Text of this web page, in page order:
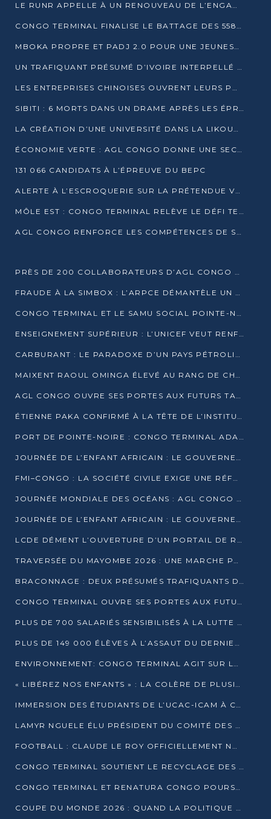
LE RUNR APPELLE À UN RENOUVEAU DE L’ENGAGEMENT MILITANT
CONGO TERMINAL FINALISE LE BATTAGE DES 558 PIEUX DU FUTUR QUAI DU MÔLE EST
MBOKA PROPRE ET PADJ 2.0 POUR UNE JEUNESSE PLUS AUTONOME
UN TRAFIQUANT PRÉSUMÉ D’IVOIRE INTERPELLÉ À DOLISIE
LES ENTREPRISES CHINOISES OUVRENT LEURS PORTES AUX JEUNES DIPLÔMÉS
SIBITI : 6 MORTS DANS UN DRAME APRÈS LES ÉPREUVES DU BEPC
LA CRÉATION D’UNE UNIVERSITÉ DANS LA LIKOUALA AU CŒUR D’UNE RÉFLEXION NATIONALE
ÉCONOMIE VERTE : AGL CONGO DONNE UNE SECONDE VIE À SES DÉCHETS INDUSTRIELS
131 066 CANDIDATS À L’ÉPREUVE DU BEPC
ALERTE À L’ESCROQUERIE SUR LA PRÉTENDUE VENTE DE PARCELLES AFAT
MÔLE EST : CONGO TERMINAL RELÈVE LE DÉFI TECHNIQUE DES SABLES BITUMINEUX
AGL CONGO RENFORCE LES COMPÉTENCES DE SES ÉQUIPES AVEC LA CERTIFICATION CACES® R483
PRÈS DE 200 COLLABORATEURS D’AGL CONGO EN FORMATION JUSQU’EN JUILLET
FRAUDE À LA SIMBOX : L’ARPCE DÉMANTÈLE UN RÉSEAU UTILISANT DES CARTES SIM OUGANDAISES
CONGO TERMINAL ET LE SAMU SOCIAL POINTE-NOIRE RENOUVELLENT LEUR PARTENARIAT EN FAVEUR DES JEUNES VULNÉRABLES
ENSEIGNEMENT SUPÉRIEUR : L’UNICEF VEUT RENFORCER LA RECHERCHE SUR LES QUESTIONS DE L’ENFANCE
CARBURANT : LE PARADOXE D’UN PAYS PÉTROLIER CONFRONTÉ À DES PÉNURIES RÉCURRENTES
MAIXENT RAOUL OMINGA ÉLEVÉ AU RANG DE CHEVALIER DE L’ORDRE DE L’AMITIÉ ENTRE LA RUSSIE ET LE CONGO
AGL CONGO OUVRE SES PORTES AUX FUTURS TALENTS DE LA LOGISTIQUE
ÉTIENNE PAKA CONFIRMÉ À LA TÊTE DE L’INSTITUT GÉOGRAPHIQUE NATIONAL
PORT DE POINTE-NOIRE : CONGO TERMINAL ADAPTE SON DRAGAGE AUX SABLES BITUMINEUX
JOURNÉE DE L’ENFANT AFRICAIN : LE GOUVERNEMENT RÉAFFIRME SON ENGAGEMENT POUR L’ACCÈS À L’EAU ET À L’ASSAINISSEMENT
FMI–CONGO : LA SOCIÉTÉ CIVILE EXIGE UNE RÉFORME DE LA FISCALITÉ PÉTROLIÈRE
JOURNÉE MONDIALE DES OCÉANS : AGL CONGO MOBILISE SES COLLABORATEURS POUR LA PRÉSERVATION DE LA BIODIVERSITÉ MARINE
JOURNÉE DE L’ENFANT AFRICAIN : LE GOUVERNEMENT MOBILISÉ POUR L’HYGIÈNE DANS LES ORPHELINATS
LCDE DÉMENT L’OUVERTURE D’UN PORTAIL DE RECRUTEMENT ET APPELLE À LA VIGILANCE
TRAVERSÉE DU MAYOMBE 2026 : UNE MARCHE POUR SENSIBILISER ET DÉPISTER AU DIABÈTE
BRACONNAGE : DEUX PRÉSUMÉS TRAFIQUANTS D’HIPPOPOTAME ÉCROUÉS À BRAZZAVILLE
CONGO TERMINAL OUVRE SES PORTES AUX FUTURS INGÉNIEURS DE L’UCAC-ICAM
PLUS DE 700 SALARIÉS SENSIBILISÉS À LA LUTTE CONTRE LA TUBERCULOSE À CONGO TERMINAL
PLUS DE 149 000 ÉLÈVES À L’ASSAUT DU DERNIER CEPE
ENVIRONNEMENT: CONGO TERMINAL AGIT SUR LE TERRAIN ET FORME LES PLUS JEUNES
« LIBÉREZ NOS ENFANTS » : LA COLÈRE DE PLUSIEURS MÈRES À BRAZZAVILLE CONTRE LA DGSP
IMMERSION DES ÉTUDIANTS DE L’UCAC-ICAM À CONGO TERMINAL
LAMYR NGUELE ÉLU PRÉSIDENT DU COMITÉ DES MEMBRES D’HONNEUR DU PCT
FOOTBALL : CLAUDE LE ROY OFFICIELLEMENT NOMMÉ SÉLECTIONNEUR DU CONGO
CONGO TERMINAL SOUTIENT LE RECYCLAGE DES DÉCHETS PLASTIQUES À POINTE-NOIRE
CONGO TERMINAL ET RENATURA CONGO POURSUIVENT LEUR COMBAT POUR LA BIODIVERSITÉ
COUPE DU MONDE 2026 : QUAND LA POLITIQUE MENACE L’UNIVERSALITÉ DU FOOTBALL